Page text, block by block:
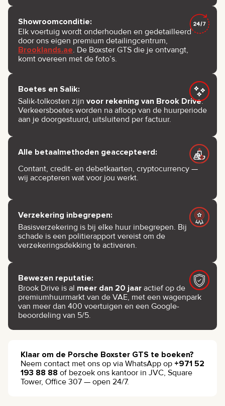
Showroomconditie:
Elk voertuig wordt onderhouden en gedetailleerd
door ons eigen premium detailingcentrum,
Brooklands.ae. De Boxster GTS die je ontvangt,
komt overeen met de foto’s.
Boetes en Salik:
Salik-tolkosten zijn voor rekening van Brook Drive.
Verkeersboetes worden na afloop van de huurperiode
aan je doorgestuurd, uitsluitend per factuur.
Alle betaalmethoden geaccepteerd:
Contant, credit- en debetkaarten, cryptocurrency —
wij accepteren wat voor jou werkt.
Verzekering inbegrepen:
Basisverzekering is bij elke huur inbegrepen. Bij
schade is een politierapport vereist om de
verzekeringsdekking te activeren.
Bewezen reputatie:
Brook Drive is al meer dan 20 jaar actief op de
premiumhuurmarkt van de VAE, met een wagenpark
van meer dan 400 voertuigen en een Google-
beoordeling van 5/5.
Klaar om de Porsche Boxster GTS te boeken?
Neem contact met ons op via WhatsApp op +971 52
193 88 88 of bezoek ons kantoor in JVC, Square
Tower, Office 307 — open 24/7.